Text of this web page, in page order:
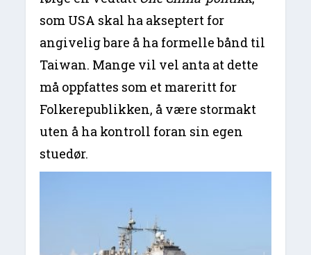
som USA skal ha akseptert for
angivelig bare å ha formelle bånd til
Taiwan. Mange vil vel anta at dette
må oppfattes som et mareritt for
Folkerepublikken, å være stormakt
uten å ha kontroll foran sin egen
stuedør.